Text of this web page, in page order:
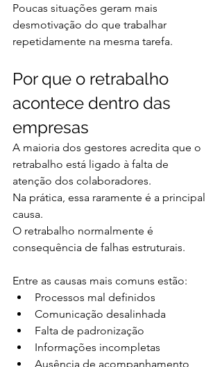
Poucas situações geram mais
desmotivação do que trabalhar
repetidamente na mesma tarefa.
Por que o retrabalho
acontece dentro das
empresas
A maioria dos gestores acredita que o
retrabalho está ligado à falta de
atenção dos colaboradores.
Na prática, essa raramente é a principal
causa.
O retrabalho normalmente é
consequência de falhas estruturais.
Entre as causas mais comuns estão:
Processos mal definidos
Comunicação desalinhada
Falta de padronização
Informações incompletas
Ausência de acompanhamento